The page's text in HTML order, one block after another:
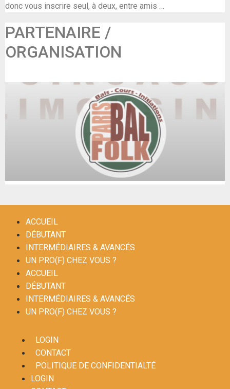
donc vous inscrire seul, à deux, entre amis …
PARTENAIRE /
ORGANISATION
ACCUEIL
DÉBUTANT
INTERMÉDIAIRES & AVANCÉS
UN PRO(F) CHEZ VOUS ?
ACCUEIL
DÉBUTANT
INTERMÉDIAIRES & AVANCÉS
UN PRO(F) CHEZ VOUS ?
LOGIN
CONTACT
POLITIQUE DE CONFIDENTIALTÉ
LOGIN